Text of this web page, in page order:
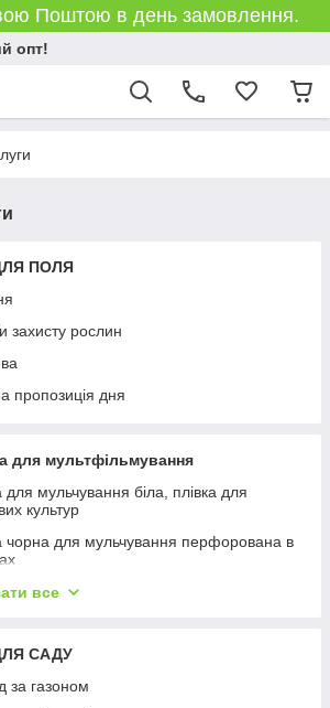
Поштою в день замовлення.
опт!
ПОЛЯ
захисту рослин
пропозиція дня
для мультфільмування
для мульчування біла, плівка для
культур
чорна для мульчування перфорована в
Shadow чорна для мульчування ґрунту
чорна для мульчування перфорована
все
САДУ
за газоном